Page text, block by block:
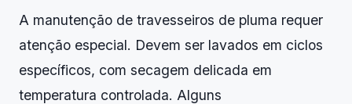
A manutenção de travesseiros de pluma requer
atenção especial. Devem ser lavados em ciclos
específicos, com secagem delicada em
temperatura controlada. Alguns